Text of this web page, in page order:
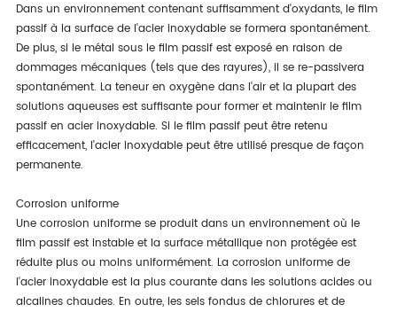
Dans un environnement contenant suffisamment d'oxydants, le film
passif à la surface de l'acier inoxydable se formera spontanément.
De plus, si le métal sous le film passif est exposé en raison de
dommages mécaniques (tels que des rayures), il se re-passivera
spontanément. La teneur en oxygène dans l'air et la plupart des
solutions aqueuses est suffisante pour former et maintenir le film
passif en acier inoxydable. Si le film passif peut être retenu
efficacement, l'acier inoxydable peut être utilisé presque de façon
permanente.
Corrosion uniforme
Une corrosion uniforme se produit dans un environnement où le
film passif est instable et la surface métallique non protégée est
réduite plus ou moins uniformément. La corrosion uniforme de
l'acier inoxydable est la plus courante dans les solutions acides ou
alcalines chaudes. En outre, les sels fondus de chlorures et de